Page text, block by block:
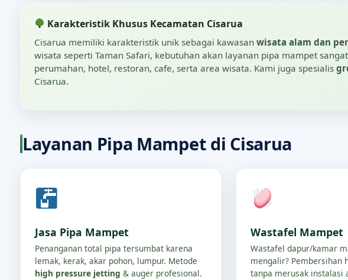
Karakteristik Khusus Kecamatan Cisarua
Cisarua memiliki karakteristik unik sebagai kawasan wisata alam dan
wisata seperti Taman Safari, kebutuhan akan layanan pipa mampet
perumahan, hotel, restoran, cafe, serta area wisata. Kami juga spesialis
Cisarua.
Layanan Pipa Mampet di Cisarua
Jasa Pipa Mampet
Penanganan total pipa tersumbat karena
lemak, kerak, akar pohon, lumpur. Metode
high pressure jetting & auger profesional.
Wastafel Mampet
Wastafel dapur/kamar
mengalir? Pembersihan
tanpa merusak instalasi